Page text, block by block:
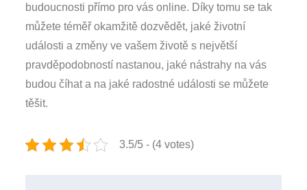
budoucnosti přímo pro vás online. Díky tomu se tak
můžete téměř okamžitě dozvědět, jaké životní
události a změny ve vašem životě s největší
pravděpodobností nastanou, jaké nástrahy na vás
budou číhat a na jaké radostné události se můžete
těšit.
3.5/5 - (4 votes)